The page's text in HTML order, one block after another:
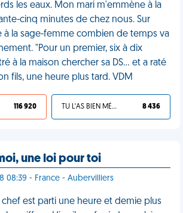
les eaux. Mon mari m'emmène à la
cinq minutes de chez nous. Sur
à la sage-femme combien de temps va
"Pour un premier, six à dix
à la maison chercher sa DS... et a raté
fils, une heure plus tard. VDM
116 920 TU L'AS BIEN MÉRITÉ 8 436
une loi pour toi
08:39 - France - Aubervilliers
est parti une heure et demie plus